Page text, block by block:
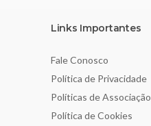
Links Importantes
Fale Conosco
Política de Privacidade
Políticas de Associação
Política de Cookies